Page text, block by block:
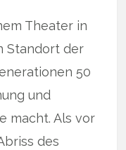
Theater in
Standort der
50
und
macht. Als vor
des